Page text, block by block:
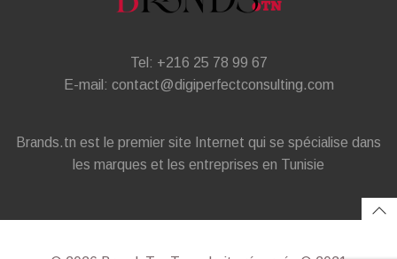
Tel: +216 25 78 99 67
E-mail: contact@digiperfectconsulting.com
Brands.tn est le premier site Internet qui se spécialise dans
les marques et les entreprises en Tunisie